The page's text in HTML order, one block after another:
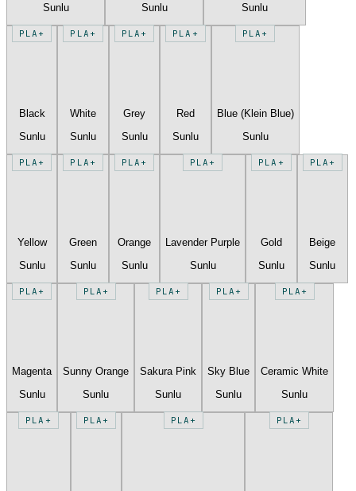
Sunlu
Sunlu
Sunlu
PLA+
Black
Sunlu
PLA+
White
Sunlu
PLA+
Grey
Sunlu
PLA+
Red
Sunlu
PLA+
Blue (Klein Blue)
Sunlu
PLA+
Yellow
Sunlu
PLA+
Green
Sunlu
PLA+
Orange
Sunlu
PLA+
Lavender Purple
Sunlu
PLA+
Gold
Sunlu
PLA+
Beige
Sunlu
PLA+
Magenta
Sunlu
PLA+
Sunny Orange
Sunlu
PLA+
Sakura Pink
Sunlu
PLA+
Sky Blue
Sunlu
PLA+
Ceramic White
Sunlu
PLA+ PLA+ PLA+ PLA+